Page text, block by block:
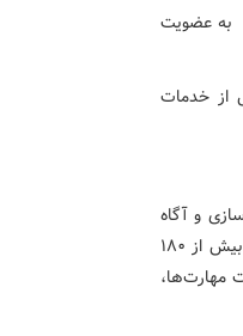
و به عضویت
از افراد تحت پوشش از خدمات
و آگاه
سازی جامعه هر ساله از طریق برنامه توانبخشی مبتنی بر جامعه انجام می‌شود. از ابتدای سال تا کنون بیش از ۱۸۰
تقویت مهارت‌ها،